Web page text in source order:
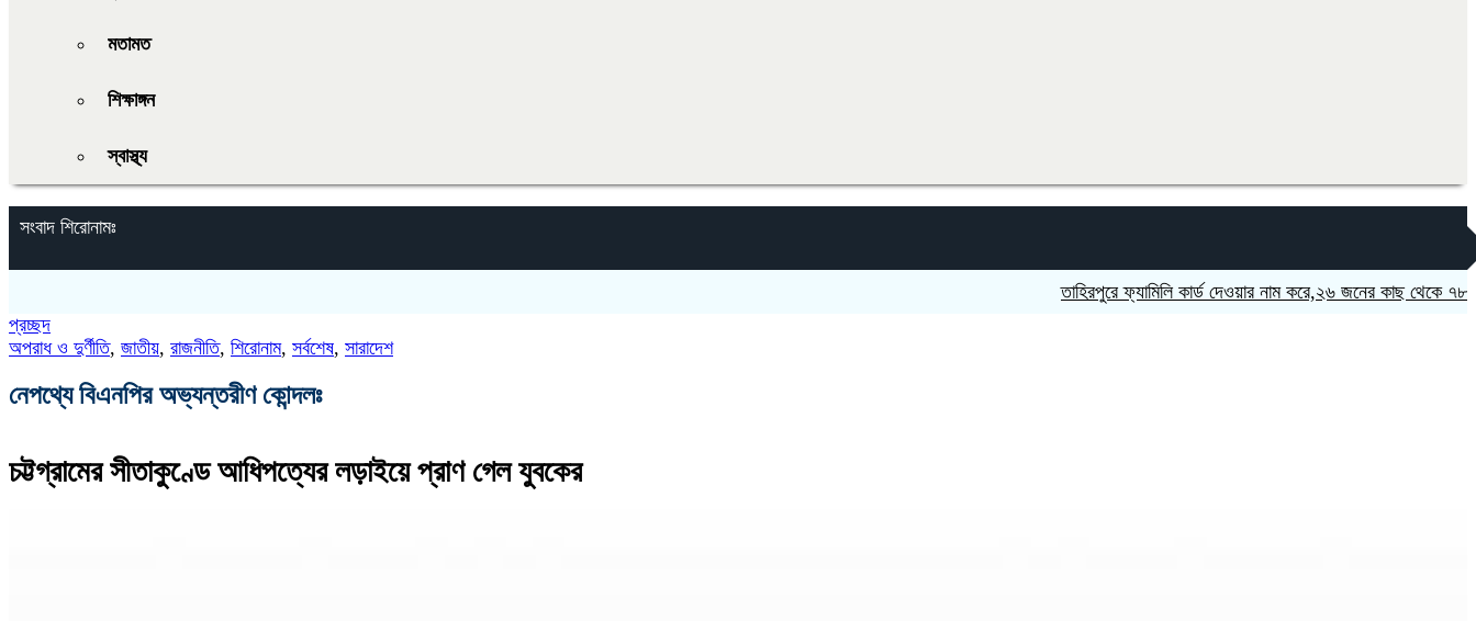
মতামত
শিক্ষাঙ্গন
স্বাস্থ্য
সংবাদ শিরোনামঃ
তাহিরপুরে ফ্যামিলি কার্ড দেওয়ার নাম করে,২৬ জনের কাছ থেকে ৭৮ হাজার
প্রচ্ছদ
অপরাধ ও দুর্ণীতি, জাতীয়, রাজনীতি, শিরোনাম, সর্বশেষ, সারাদেশ
নেপথ্যে বিএনপির অভ্যন্তরীণ কোন্দলঃ
‎চট্টগ্রামের সীতাকুণ্ডে আধিপত্যের লড়াইয়ে প্রাণ গেল যুবকের